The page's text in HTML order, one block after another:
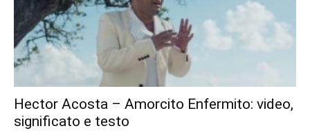
Hector Acosta – Amorcito Enfermito: video,
significato e testo